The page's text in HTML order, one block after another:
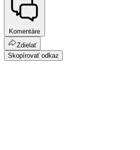
Komentáre
Zdielať
Skopírovať odkaz